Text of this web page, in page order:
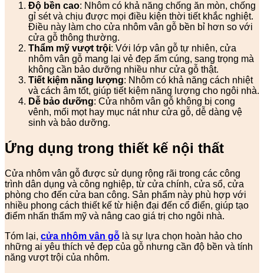
Độ bền cao: Nhôm có khả năng chống ăn mòn, chống
gỉ sét và chịu được mọi điều kiện thời tiết khắc nghiệt.
Điều này làm cho cửa nhôm vân gỗ bền bỉ hơn so với
cửa gỗ thông thường.
Thẩm mỹ vượt trội: Với lớp vân gỗ tự nhiên, cửa
nhôm vân gỗ mang lại vẻ đẹp ấm cúng, sang trọng mà
không cần bảo dưỡng nhiều như cửa gỗ thật.
Tiết kiệm năng lượng: Nhôm có khả năng cách nhiệt
và cách âm tốt, giúp tiết kiệm năng lượng cho ngôi nhà.
Dễ bảo dưỡng: Cửa nhôm vân gỗ không bị cong
vênh, mối mọt hay mục nát như cửa gỗ, dễ dàng vệ
sinh và bảo dưỡng.
Ứng dụng trong thiết kế nội thất
Cửa nhôm vân gỗ được sử dụng rộng rãi trong các công
trình dân dụng và công nghiệp, từ cửa chính, cửa sổ, cửa
phòng cho đến cửa ban công. Sản phẩm này phù hợp với
nhiều phong cách thiết kế từ hiện đại đến cổ điển, giúp tạo
điểm nhấn thẩm mỹ và nâng cao giá trị cho ngôi nhà.
Tóm lại, cửa nhôm vân gỗ là sự lựa chọn hoàn hảo cho
những ai yêu thích vẻ đẹp của gỗ nhưng cần độ bền và tính
năng vượt trội của nhôm.